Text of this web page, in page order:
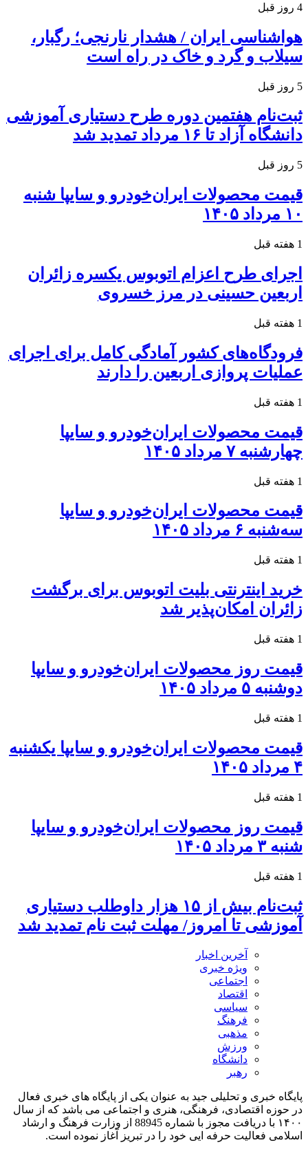
4 روز قبل
هواشناسی ایران / هشدار نارنجی؛ رگبار،
سیلاب و گرد و خاک در راه است
5 روز قبل
ثبت‌نام هفتمین دوره طرح دستیاری آموزشی
دانشگاه آزاد تا ۱۶ مرداد تمدید شد
5 روز قبل
قیمت محصولات ایران‌خودرو و سایپا شنبه
۱۰ مرداد ۱۴۰۵
1 هفته قبل
اجرای طرح اعزام اتوبوس یکسره زائران
اربعین حسینی در مرز خسروی
1 هفته قبل
فرودگاه‌های کشور آمادگی کامل برای اجرای
عملیات پروازی اربعین را دارند
1 هفته قبل
قیمت محصولات ایران‌خودرو و سایپا
چهارشنبه ۷ مرداد ۱۴۰۵
1 هفته قبل
قیمت محصولات ایران‌خودرو و سایپا
سه‌شنبه ۶ مرداد ۱۴۰۵
1 هفته قبل
خرید اینترنتی بلیت اتوبوس برای برگشت
زائران امکان‌پذیر شد
1 هفته قبل
قیمت روز محصولات ایران‌خودرو و سایپا
دوشنبه ۵ مرداد ۱۴۰۵
1 هفته قبل
قیمت محصولات ایران‌خودرو و سایپا یکشنبه
۴ مرداد ۱۴۰۵
1 هفته قبل
قیمت روز محصولات ایران‌خودرو و سایپا
شنبه ۳ مرداد ۱۴۰۵
1 هفته قبل
ثبت‌نام بیش از ۱۵ هزار داوطلب دستیاری
آموزشی تا امروز/ مهلت ثبت نام تمدید شد
آخرین اخبار
ویژه خبری
اجتماعی
اقتصاد
سیاسی
فرهنگ
مذهبی
ورزش
دانشگاه
رهبر
پایگاه خبری و تحلیلی جید به عنوان یکی از پایگاه های خبری فعال
در حوزه اقتصادی، فرهنگی، هنری و اجتماعی می باشد که از سال
۱۴۰۰ با دریافت مجوز با شماره 88945 از وزارت فرهنگ و ارشاد
اسلامی فعالیت حرفه ایی خود را در تبریز آغاز نموده است.